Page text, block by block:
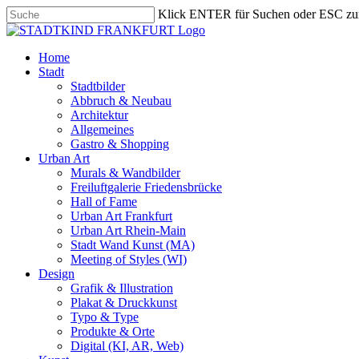
Skip
to
content
Klick ENTER für Suchen oder ESC
Close
search
Menu
Home
Stadt
Stadtbilder
Abbruch & Neubau
Architektur
Allgemeines
Gastro & Shopping
Urban Art
Murals & Wandbilder
Freiluftgalerie Friedensbrücke
Hall of Fame
Urban Art Frankfurt
Urban Art Rhein-Main
Stadt Wand Kunst (MA)
Meeting of Styles (WI)
Design
Grafik & Illustration
Plakat & Druckkunst
Typo & Type
Produkte & Orte
Digital (KI, AR, Web)